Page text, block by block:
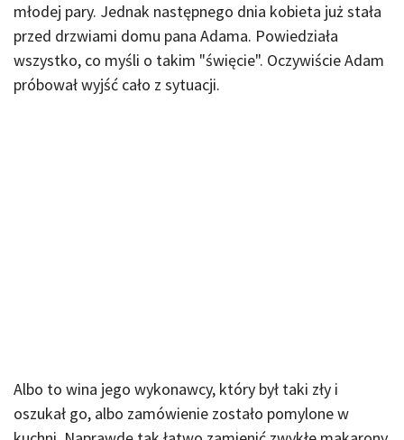
młodej pary. Jednak następnego dnia kobieta już stała
przed drzwiami domu pana Adama. Powiedziała
wszystko, co myśli o takim "święcie". Oczywiście Adam
próbował wyjść cało z sytuacji.
Albo to wina jego wykonawcy, który był taki zły i
oszukał go, albo zamówienie zostało pomylone w